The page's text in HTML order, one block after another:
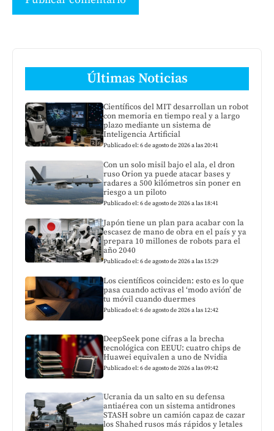
Últimas Noticias
Científicos del MIT desarrollan un robot
con memoria en tiempo real y a largo
plazo mediante un sistema de
Inteligencia Artificial
Publicado el: 6 de agosto de 2026 a las 20:41
Con un solo misil bajo el ala, el dron
ruso Orion ya puede atacar bases y
radares a 500 kilómetros sin poner en
riesgo a un piloto
Publicado el: 6 de agosto de 2026 a las 18:41
Japón tiene un plan para acabar con la
escasez de mano de obra en el país y ya
prepara 10 millones de robots para el
año 2040
Publicado el: 6 de agosto de 2026 a las 15:29
Los científicos coinciden: esto es lo que
pasa cuando activas el ‘modo avión’ de
tu móvil cuando duermes
Publicado el: 6 de agosto de 2026 a las 12:42
DeepSeek pone cifras a la brecha
tecnológica con EEUU: cuatro chips de
Huawei equivalen a uno de Nvidia
Publicado el: 6 de agosto de 2026 a las 09:42
Ucrania da un salto en su defensa
antiaérea con un sistema antidrones
STASH sobre un camión capaz de cazar
los Shahed rusos más rápidos y letales